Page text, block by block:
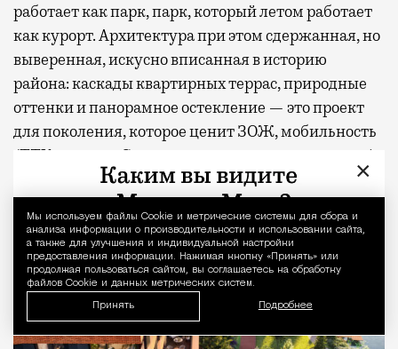
Уведомление
Мы используем файлы Сookie и метрические системы для сбора и
анализа информации о производительности и использовании сайта,
а также для улучшения и индивидуальной настройки
предоставления информации. Нажимая кнопку «Принять» или
продолжая пользоваться сайтом, вы соглашаетесь на обработку
файлов Cookie и данных метрических систем.
Принять Подробнее
работает как парк, парк, который летом работает
как курорт. Архитектура при этом сдержанная, но
выверенная, искусно вписанная в историю
района: каскады квартирных террас, природные
оттенки и панорамное остекление — это проект
для поколения, которое ценит ЗОЖ, мобильность
(ТТК и метро «Сокольники» рядом, в паре минут)
и не любит лишнего пафоса.
×